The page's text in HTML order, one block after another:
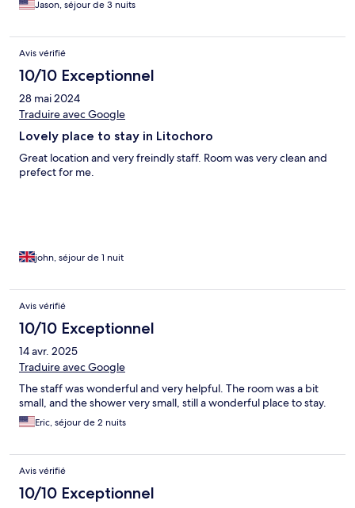
Jason, séjour de 3 nuits
Avis vérifié
10/10 Exceptionnel
28 mai 2024
Traduire avec Google
Lovely place to stay in Litochoro
Great location and very freindly staff. Room was very clean and
prefect for me.
john, séjour de 1 nuit
Avis vérifié
10/10 Exceptionnel
14 avr. 2025
Traduire avec Google
The staff was wonderful and very helpful. The room was a bit
small, and the shower very small, still a wonderful place to stay.
Eric, séjour de 2 nuits
Avis vérifié
10/10 Exceptionnel